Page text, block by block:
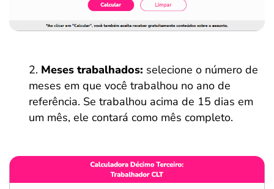
Meses trabalhados: selecione o número de
meses em que você trabalhou no ano de
referência. Se trabalhou acima de 15 dias em
um mês, ele contará como mês completo.